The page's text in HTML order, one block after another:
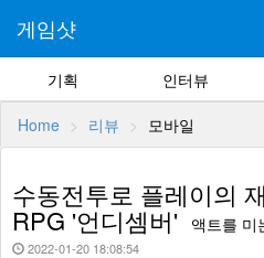
게임샷
기획 인터뷰
Home 리뷰 모바일
수동전투로 플레이의
RPG '언디셈버' 액트를 미
2022-01-20 18:08:54